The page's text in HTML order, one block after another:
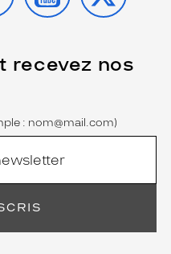
recevez nos
: nom@mail.com)